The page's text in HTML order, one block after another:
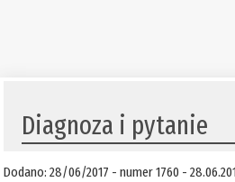
Diagnoza i pytanie
Dodano: 28/06/2017 - numer 1760 -